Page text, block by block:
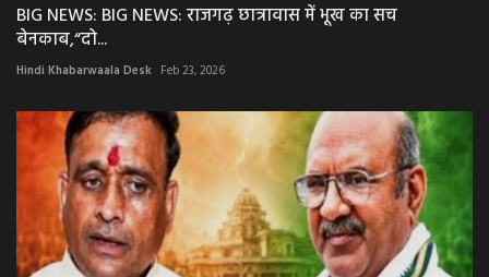
BIG NEWS: BIG NEWS: राजगढ़ छात्रावास में भूख का सच
बेनकाब,“दो...
Hindi Khabarwaala Desk Feb 23, 2026